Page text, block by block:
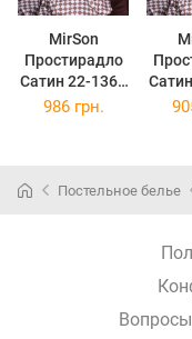
MirSon
Простирадло
Сатин 22-1369
Classic
986 грн.
Постельное белье